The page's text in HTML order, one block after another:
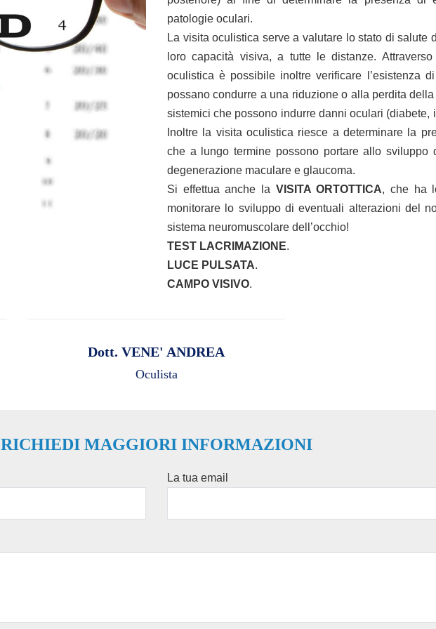
patologie oculari.
La visita oculistica serve a valutare lo stato di salute
loro capacità visiva, a tutte le distanze.
oculistica è possibile inoltre verificare l’esistenza
possano condurre a una riduzione o alla perdita
sistemici che possono indurre danni oculari (diabete,
Inoltre la visita oculistica riesce a determinare la
che a lungo termine possono portare allo sviluppo
degenerazione maculare e glaucoma.
Si effettua anche la VISITA ORTOTTICA, che ha
monitorare lo sviluppo di eventuali alterazioni del
sistema neuromuscolare dell’occhio!
TEST LACRIMAZIONE.
LUCE PULSATA.
CAMPO VISIVO.
Dott. VENE' ANDREA
Oculista
RICHIEDI MAGGIORI INFORMAZIONI
La tua email